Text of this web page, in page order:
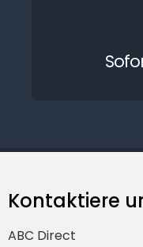
Kontaktiere
ABC Direct